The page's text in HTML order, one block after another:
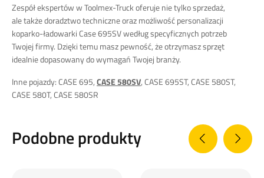
Zespół ekspertów w Toolmex-Truck oferuje nie tylko sprzedaż,
ale także doradztwo techniczne oraz możliwość personalizacji
koparko-ładowarki Case 695SV według specyficznych potrzeb
Twojej firmy. Dzięki temu masz pewność, że otrzymasz sprzęt
idealnie dopasowany do wymagań Twojej branży.
Inne pojazdy: CASE 695,CASE 580SV, CASE 695ST, CASE 580ST,
CASE 580T, CASE 580SR
Podobne produkty